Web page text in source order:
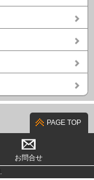
PAGE TOP
お問合せ